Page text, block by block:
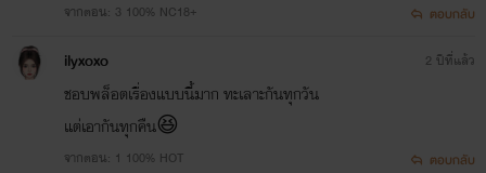
จากตอน: 3 100% NC18+ ตอบกลับ
ilyxoxo
ชอบพล็อตเรื่องแบบนี้มาก ทะเลาะกันทุกวัน
แต่เอากันทุกคืน😆
จากตอน: 1 100% HOT
2 ปีที่แล้ว
ตอบกลับ